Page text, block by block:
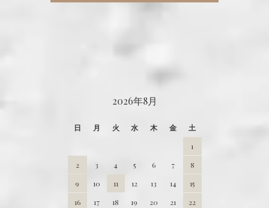
2026年8月
日 月 火 水 木 金
土
1
2
3 4 5 6 7
8
9
10 11 12 13 14
15
16
17 18 19 20 21
22